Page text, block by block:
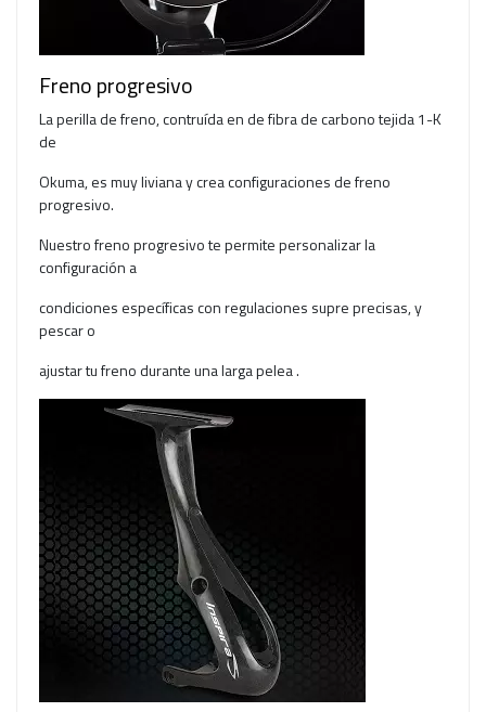
Freno progresivo
La perilla de freno, contruída en de fibra de carbono tejida 1-K
de
Okuma, es muy liviana y crea configuraciones de freno
progresivo.
Nuestro freno progresivo te permite personalizar la
configuración a
condiciones específicas con regulaciones supre precisas, y
pescar o
ajustar tu freno durante una larga pelea .